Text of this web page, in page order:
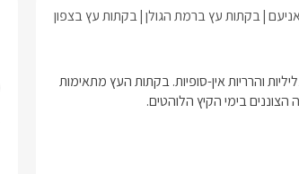
בקתות עץ ברמת הגולן בקתות עץ בצפון
בימי הקיץ הלוהטים.